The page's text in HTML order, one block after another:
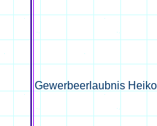
Gewerbeerlaubnis